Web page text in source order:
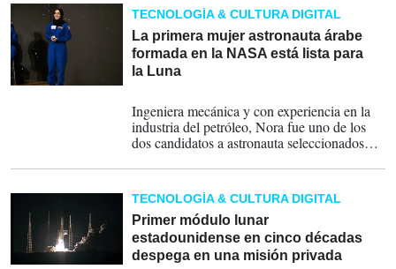
TECNOLOGÍA & CULTURA DIGITAL
La primera mujer astronauta árabe
formada en la NASA está lista para
la Luna
Ingeniera mecánica y con experiencia en la
industria del petróleo, Nora fue uno de los
dos candidatos a astronauta seleccionados
Unidos en 2021 para ser formados en un
programa de la NASA, gracias a un plan de
cooperación.
TECNOLOGÍA & CULTURA DIGITAL
Primer módulo lunar
estadounidense en cinco décadas
despega en una misión privada